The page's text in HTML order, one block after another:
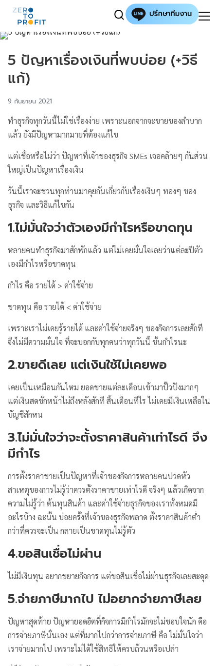
5 ปัญหาเรื่องเงินที่พบบ่อย (+วิธี
แก้)
9 กันยายน 2021
ทำธุรกิจทุกวันนี้ไม่ใช่เรื่องง่าย เพราะนอกจากจะขายของลำบาก
แล้ว ยังมีปัญหามากมายที่ต้องแก้ไข
แต่เชื่อหรือไม่ว่า ปัญหาที่เจ้าของธุรกิจ SMEs เจอคล้ายๆ กันส่วน
ใหญ่เป็นปัญหาเรื่องเงิน
วันนี้เราจะชวนทุกท่านมาคุยกันเกี่ยวกับเรื่องเงินๆ ทองๆ ของ
ธุรกิจ และวิธีแก้ไขกัน
1.ไม่มั่นใจว่าตัวเองมีกำไรหรือขาดทุน
หลายคนทำธุรกิจมาสักพักแล้ว แต่ไม่เคยมั่นใจเลยว่าแต่ละปีตัว
เองมีกำไรหรือขาดทุน
กำไร คือ รายได้ > ค่าใช้จ่าย
ขาดทุน คือ รายได้ < ค่าใช้จ่าย
เพราะเราไม่เคยรู้รายได้ และค่าใช้จ่ายจริงๆ ของกิจการเลยสักที
จึงไม่มีความมั่นใจ ที่จะบอกกับทุกคนว่าทุกวันนี้ ชั้นกำไรนะ
2.ขายดีเลย แต่เงินใช้ไม่เคยพอ
เคยเป็นเหมือนกันไหม ยอดขายแต่ละเดือนเข้ามาปั้วปังมากๆ
แต่เงินสดชักหน้าไม่ถึงหลังสักที สิ้นเดือนทีไร ไม่เคยมีเงินเหลือใน
บัญชีสักหน
3.ไม่มั่นใจว่าจะตั้งราคาสินค้าเท่าไรดี จึง
มีกำไร
การตั้งราคาขายเป็นปัญหาที่เจ้าของกิจการหลายคนปวดหัว
สาเหตุของการไม่รู้ว่าควรตั้งราคาขายเท่าไรดี จริงๆ แล้วเกิดจาก
ความไม่รู้ว่า ต้นทุนสินค้า และค่าใช้จ่ายธุรกิจของเราทั้งหมดมี
อะไรบ้าง ฉะนั้น บ่อยครั้งที่เจ้าของธุรกิจพลาด ตั้งราคาสินค้าต่ำ
กว่าที่ควรจะเป็น กลายเป็นขาดทุนไม่รู้ตัว
4.ขอสินเชื่อไม่ผ่าน
ไม่มีเงินทุน อยากขยายกิจการ แต่ขอสินเชื่อไม่ผ่านธุรกิจเลยสะดุด
5.จ่ายภาษีมากไป ไม่อยากจ่ายภาษีเลย
ปัญหาสุดท้าย ปัญหายอดฮิตที่กิจการมีกำไรมักจะไม่ชอบใจนัก คือ
การจ่ายภาษีนั่นเอง แต่ที่มากไปกว่าการจ่ายภาษี คือ ไม่มั่นใจว่า
เราจ่ายมากไป เพราะไม่ได้ใช้สิทธิให้ครบถ้วนหรือเปล่า